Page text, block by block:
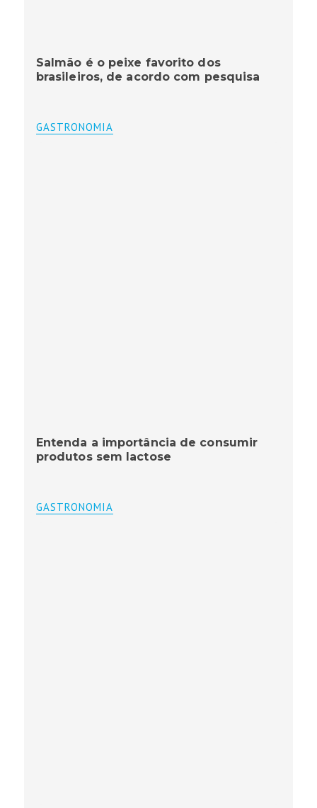
Salmão é o peixe favorito dos
brasileiros, de acordo com pesquisa
GASTRONOMIA
Entenda a importância de consumir
produtos sem lactose
GASTRONOMIA